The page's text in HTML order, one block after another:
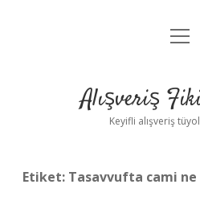
Anasayfa
Yasal
Alışveriş
Keyifli alışveriş
Etiket: Tasavvufta cami